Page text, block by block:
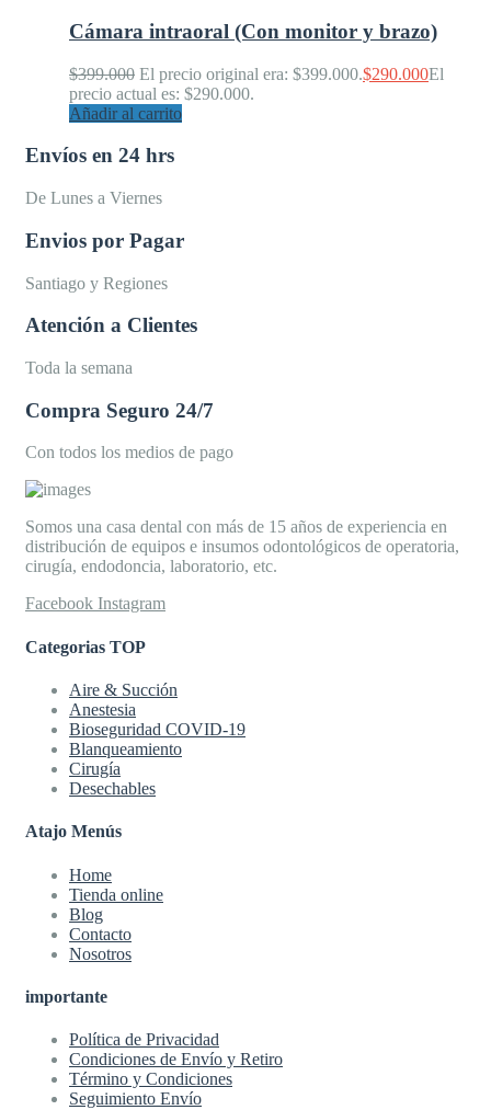
Cámara intraoral (Con monitor y brazo)
$399.000 El precio original era: $399.000.$290.000El
precio actual es: $290.000.
Añadir al carrito
Envíos en 24 hrs
De Lunes a Viernes
Envios por Pagar
Santiago y Regiones
Atención a Clientes
Toda la semana
Compra Seguro 24/7
Con todos los medios de pago
Somos una casa dental con más de 15 años de experiencia en
distribución de equipos e insumos odontológicos de operatoria,
cirugía, endodoncia, laboratorio, etc.
Facebook Instagram
Categorias TOP
Aire & Succión
Anestesia
Bioseguridad COVID-19
Blanqueamiento
Cirugía
Desechables
Atajo Menús
Home
Tienda online
Blog
Contacto
Nosotros
importante
Política de Privacidad
Condiciones de Envío y Retiro
Término y Condiciones
Seguimiento Envío